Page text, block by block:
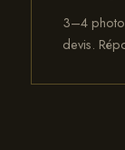
3–4
devis.